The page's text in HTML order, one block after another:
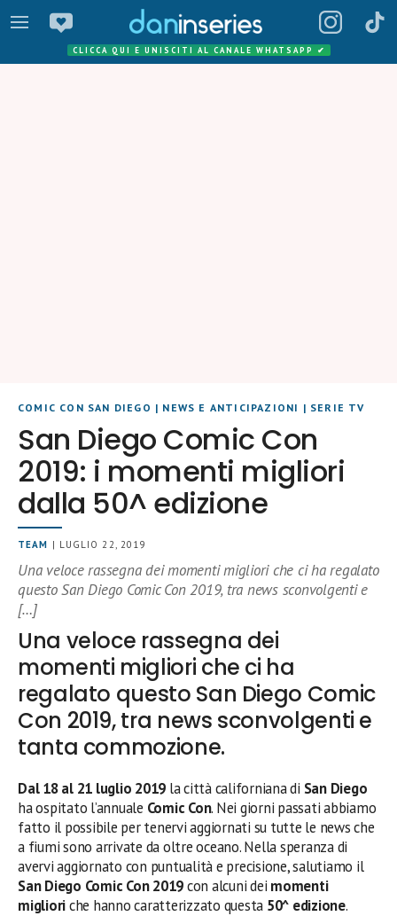
CLICCA QUI E UNISCITI AL CANALE WHATSAPP ✔
COMIC CON SAN DIEGO | NEWS E ANTICIPAZIONI | SERIE TV
San Diego Comic Con
2019: i momenti migliori
dalla 50^ edizione
TEAM | LUGLIO 22, 2019
Una veloce rassegna dei momenti migliori che ci ha regalato
questo San Diego Comic Con 2019, tra news sconvolgenti e
[…]
Una veloce rassegna dei
momenti migliori che ci ha
regalato questo San Diego Comic
Con 2019, tra news sconvolgenti e
tanta commozione.
Dal 18 al 21 luglio 2019 la città californiana di San Diego
ha ospitato l’annuale Comic Con. Nei giorni passati abbiamo
fatto il possibile per tenervi aggiornati su tutte le news che
a fiumi sono arrivate da oltre oceano. Nella speranza di
avervi aggiornato con puntualità e precisione, salutiamo il
San Diego Comic Con 2019con alcuni dei momenti
miglioriche hanno caratterizzato questa 50^ edizione.